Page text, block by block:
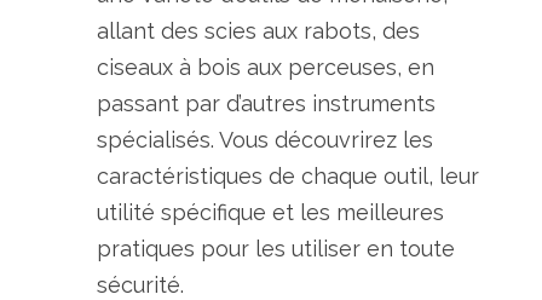
allant des scies aux rabots, des
ciseaux à bois aux perceuses, en
passant par d’autres instruments
spécialisés. Vous découvrirez les
caractéristiques de chaque outil, leur
utilité spécifique et les meilleures
pratiques pour les utiliser en toute
sécurité.